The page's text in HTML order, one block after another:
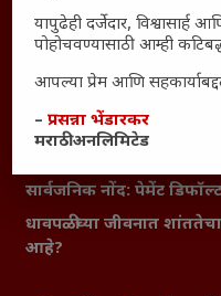
यश आणि आत्मविश्वास:
महाराष्ट्रातील बदलत्या
शेतकऱ्यांसमोरील नवीन
‘कॉकरोच जनता पार्टी’ची
सार्वजनिक नोंद: पेमेंट
धावपळीच्या जीवनात
आहे?
यापुढेही दर्जेदार, विश्वासार्ह
पोहोचवण्यासाठी आम्ही
आपल्या प्रेम आणि
–प्रसन्ना भेंडारकर
मराठी अनलिमिटेड